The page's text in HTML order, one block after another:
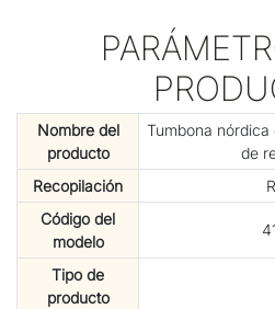
Nombre del
producto
Tumbona
de
Recopilación
Código del
modelo
Tipo de
producto